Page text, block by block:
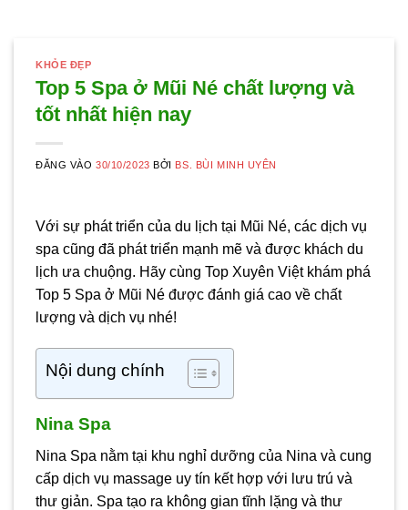
KHỎE ĐẸP
Top 5 Spa ở Mũi Né chất lượng và
tốt nhất hiện nay
ĐĂNG VÀO30/10/2023 BỞI BS. BÙI MINH UYÊN
Với sự phát triển của du lịch tại Mũi Né, các dịch vụ
spa cũng đã phát triển mạnh mẽ và được khách du
lịch ưa chuộng. Hãy cùng Top Xuyên Việt khám phá
Top 5 Spa ở Mũi Né được đánh giá cao về chất
lượng và dịch vụ nhé!
Nội dung chính
Nina Spa
Nina Spa nằm tại khu nghỉ dưỡng của Nina và cung
cấp dịch vụ massage uy tín kết hợp với lưu trú và
thư giản. Spa tạo ra không gian tĩnh lặng và thư